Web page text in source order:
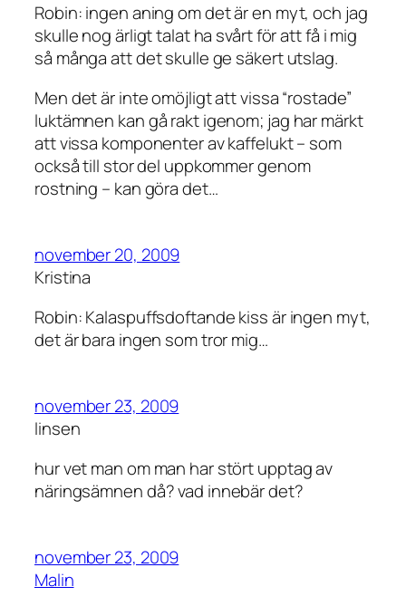
Robin: ingen aning om det är en myt, och jag
skulle nog ärligt talat ha svårt för att få i mig
så många att det skulle ge säkert utslag.
Men det är inte omöjligt att vissa “rostade”
luktämnen kan gå rakt igenom; jag har märkt
att vissa komponenter av kaffelukt – som
också till stor del uppkommer genom
rostning – kan göra det…
november 20, 2009
Kristina
Robin: Kalaspuffsdoftande kiss är ingen myt,
det är bara ingen som tror mig…
november 23, 2009
linsen
hur vet man om man har stört upptag av
näringsämnen då? vad innebär det?
november 23, 2009
Malin